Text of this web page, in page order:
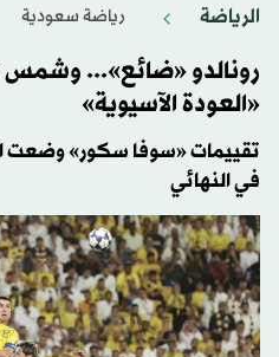
الرياضة رياضة سعودية
رونالدو «ضائع»...
«العودة الآسيوية»
تقييمات «سوفا سكور» وضعت
في النهائي